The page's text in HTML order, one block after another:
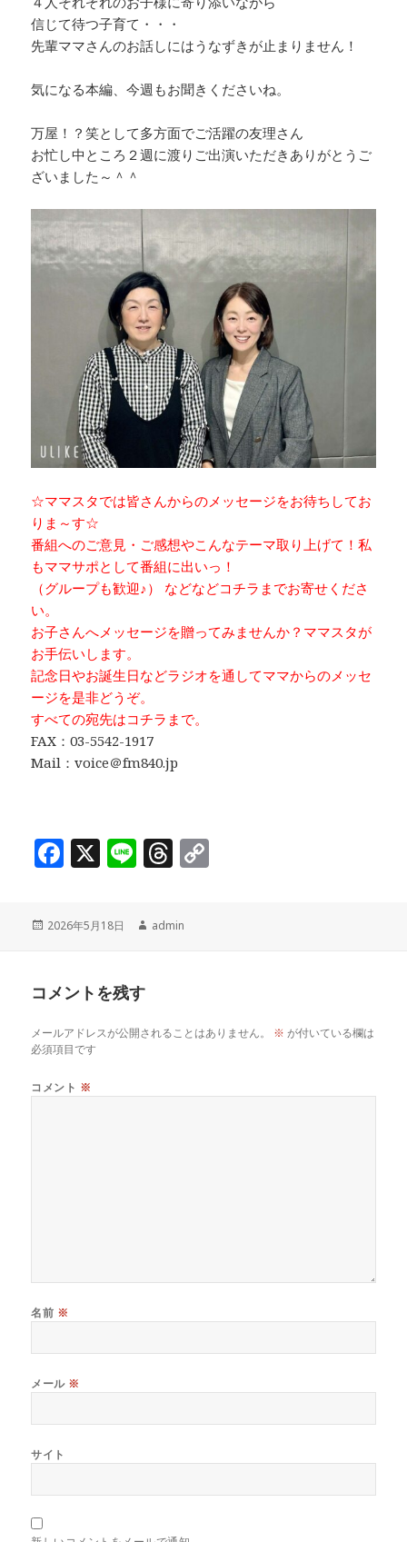
信じて待つ子育て・・・
先輩ママさんのお話しにはうなずきが止まりません！
気になる本編、今週もお聞きくださいね。
万屋！？笑として多方面でご活躍の友理さん
お忙し中ところ２週に渡りご出演いただきありがとうご
ざいました～＾＾
☆ママスタでは皆さんからのメッセージをお待ちしてお
りま～す☆
番組へのご意見・ご感想やこんなテーマ取り上げて！私
もママサポとして番組に出いっ！
（グループも歓迎♪） などなどコチラまでお寄せくださ
い。
お子さんへメッセージを贈ってみませんか？ママスタが
お手伝いします。
記念日やお誕生日などラジオを通してママからのメッセ
ージを是非どうぞ。
すべての宛先はコチラまで。
FAX：03-5542-1917
Mail：voice＠fm840.jp
F
c
e
o
o
k
X Li
e
T
r
e
s k
投
2026年5月18日
作
admin
コメントを残す
メールアドレスが公開されることはありません。 ※ が付いている欄は
必須項目です
コメント ※
名前 ※
メール ※
サイト